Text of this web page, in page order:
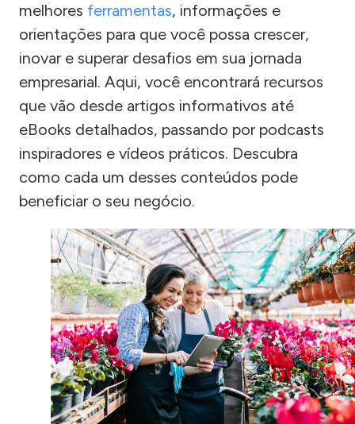
melhores ferramentas, informações e
orientações para que você possa crescer,
inovar e superar desafios em sua jornada
empresarial. Aqui, você encontrará recursos
que vão desde artigos informativos até
eBooks detalhados, passando por podcasts
inspiradores e vídeos práticos. Descubra
como cada um desses conteúdos pode
beneficiar o seu negócio.